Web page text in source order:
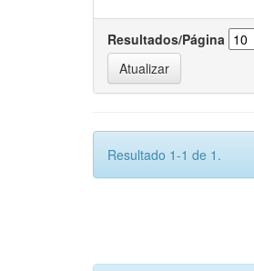
Resultados/Página
Resultado 1-1 de 1.